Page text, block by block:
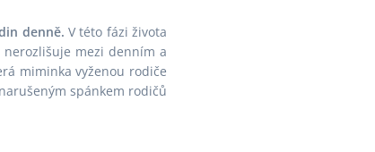
denně. V této fázi života
mezi denním a
miminka vyženou rodiče
spánkem rodičů